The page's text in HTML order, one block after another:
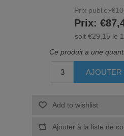
Prix public:
Prix:
soit €29,15 le
Ce produit a une